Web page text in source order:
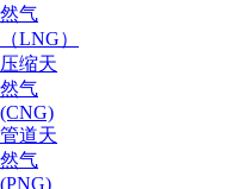
然气
（LNG）
压缩天
然气
(CNG)
管道天
然气
(PNG)